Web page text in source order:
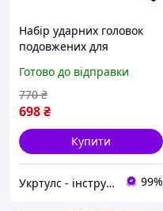
Набір ударних головок
подовжених для
(15 22 мм) довжина 80 мм
(5 шт.) Cr-V Falcon F08033
Готово до відправки
698₴
770 ₴
Купити
Укртулс - інструменти та обладнання 99%